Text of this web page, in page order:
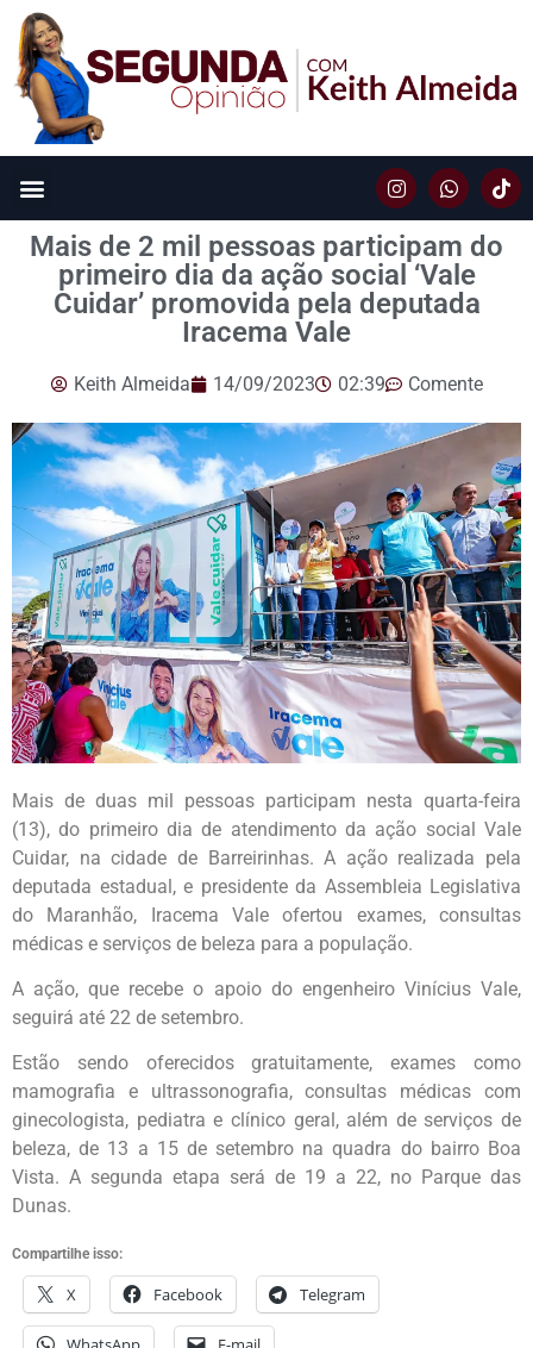
Mais de 2 mil pessoas participam do
primeiro dia da ação social ‘Vale
Cuidar’ promovida pela deputada
Iracema Vale
Keith Almeida 14/09/2023 02:39 Comente
Mais de duas mil pessoas participam nesta quarta-feira
(13), do primeiro dia de atendimento da ação social Vale
Cuidar, na cidade de Barreirinhas. A ação realizada pela
deputada estadual, e presidente da Assembleia Legislativa
do Maranhão, Iracema Vale ofertou exames, consultas
médicas e serviços de beleza para a população.
A ação, que recebe o apoio do engenheiro Vinícius Vale,
seguirá até 22 de setembro.
Estão sendo oferecidos gratuitamente, exames como
mamografia e ultrassonografia, consultas médicas com
ginecologista, pediatra e clínico geral, além de serviços de
beleza, de 13 a 15 de setembro na quadra do bairro Boa
Vista. A segunda etapa será de 19 a 22, no Parque das
Dunas.
Compartilhe isso:
X Facebook Telegram